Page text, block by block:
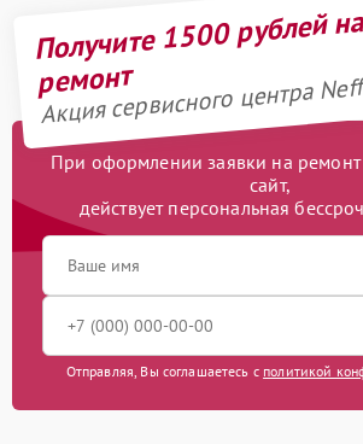
Получите 1500 рублей на
ремонт
Акция сервисного центра Neff
При оформлении заявки на ремонт
сайт,
действует персональная
Отправляя, Вы соглашаетесь с политикой